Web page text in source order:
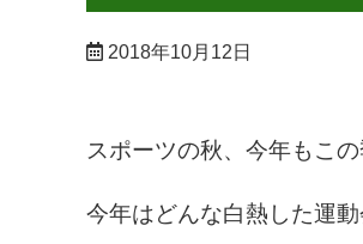
2018年10月12日
スポーツの秋、今年もこ
今年はどんな白熱した運